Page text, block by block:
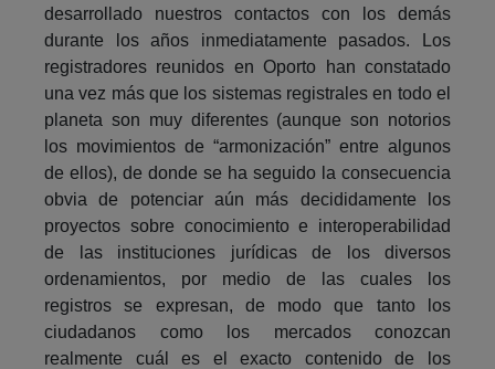
desarrollado nuestros contactos con los demás
durante los años inmediatamente pasados. Los
registradores reunidos en Oporto han constatado
una vez más que los sistemas registrales en todo el
planeta son muy diferentes (aunque son notorios
los movimientos de “armonización” entre algunos
de ellos), de donde se ha seguido la consecuencia
obvia de potenciar aún más decididamente los
proyectos sobre conocimiento e interoperabilidad
de las instituciones jurídicas de los diversos
ordenamientos, por medio de las cuales los
registros se expresan, de modo que tanto los
ciudadanos como los mercados conozcan
realmente cuál es el exacto contenido de los